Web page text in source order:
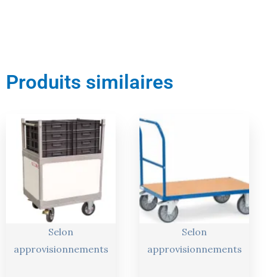
Produits similaires
Selon
approvisionnements
Le
prix
initial
était :
1359,00 €.
Le
prix
actuel
est :
Selon
approvisionnements